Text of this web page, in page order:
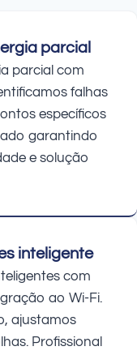
parcial
parcial com
falhas
específicos
garantindo
e solução
inteligente
com
ao Wi-Fi.
ajustamos
Profissional